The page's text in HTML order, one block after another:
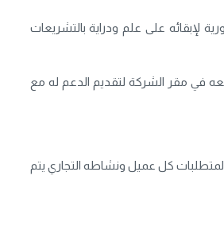
لإبقائه على علم ودراية بالتشريعات
في مقر الشركة لتقديم الدعم له مع
كل عميل ونشاطه التجاري يتم